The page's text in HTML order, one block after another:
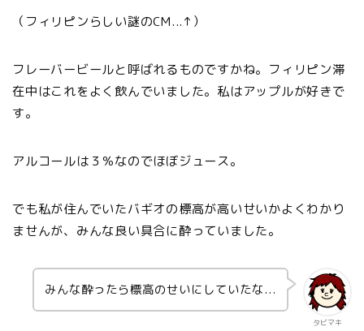
（フィリピンらしい謎のCM...↑）
フレーバービールと呼ばれるものですかね。フィリピン滞
在中はこれをよく飲んでいました。私はアップルが好きで
す。
アルコールは３％なのでほぼジュース。
でも私が住んでいたバギオの標高が高いせいかよくわかり
ませんが、みんな良い具合に酔っていました。
タビマキ
みんな酔ったら標高のせいにしていたな...